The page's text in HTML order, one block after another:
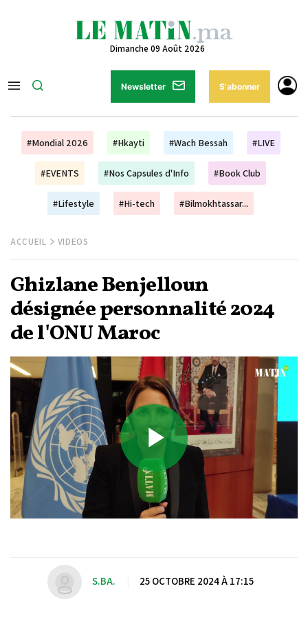
Dimanche 09 Août 2026
Newsletter S'abonner
#Mondial 2026 #Hkayti #Wach Bessah #LIVE
#EVENTS #Nos Capsules d'Info #Book Club
#Lifestyle #Hi-tech #Bilmokhtassar...
ACCUEIL VIDEOS
Ghizlane Benjelloun
désignée personnalité 2024
de l'ONU Maroc
Play
S.BA. 25 OCTOBRE 2024 À 17:15